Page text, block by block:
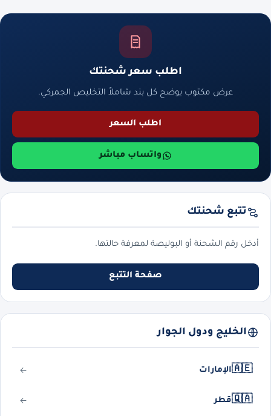
اطلب سعر شحنتك
عرض مكتوب يوضح كل بند شاملاً التخليص الجمركي.
اطلب السعر
واتساب مباشر
تتبع شحنتك
أدخل رقم الشحنة أو البوليصة لمعرفة حالتها.
صفحة التتبع
الخليج ودول الجوار
🇦🇪الإمارات
🇶🇦قطر